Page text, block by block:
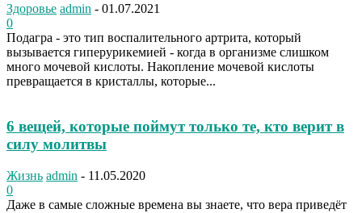
Здоровье admin - 01.07.2021
0
Подагра - это тип воспалительного артрита, который
вызывается гиперурикемией - когда в организме слишком
много мочевой кислоты. Накопление мочевой кислоты
превращается в кристаллы, которые...
6 вещей, которые поймут только те, кто верит в
силу молитвы
Жизнь admin - 11.05.2020
0
Даже в самые сложные времена вы знаете, что вера приведёт